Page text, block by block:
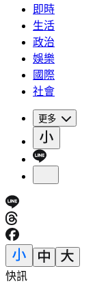
即時
生活
政治
娛樂
國際
社會
更多
快訊